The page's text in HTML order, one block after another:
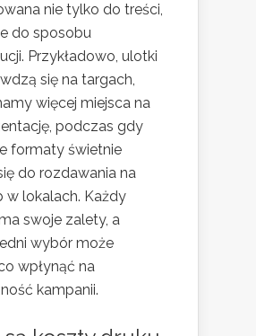
nie tylko do treści,
do sposobu
Przykładowo, ulotki
się na targach,
więcej miejsca na
podczas gdy
formaty świetnie
do rozdawania na
w lokalach. Każdy
swoje zalety, a
wybór może
wpłynąć na
kampanii.